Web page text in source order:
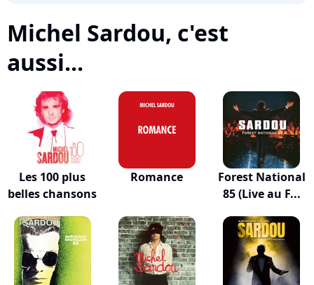
Michel Sardou, c'est
aussi...
Les 100 plus
belles chansons
Romance
Forest National
85 (Live au F...